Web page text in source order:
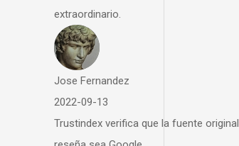
extraordinario.
Jose Fernandez
Trustindex verifica que la fuente original de la